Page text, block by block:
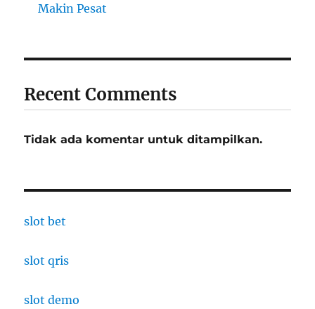
Makin Pesat
Recent Comments
Tidak ada komentar untuk ditampilkan.
slot bet
slot qris
slot demo